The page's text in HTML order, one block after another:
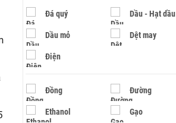
Đá quý Dầu - Hạt dầu
Dầu mỏ Dệt may
Điện
Đồng Đường
Ethanol Gạo